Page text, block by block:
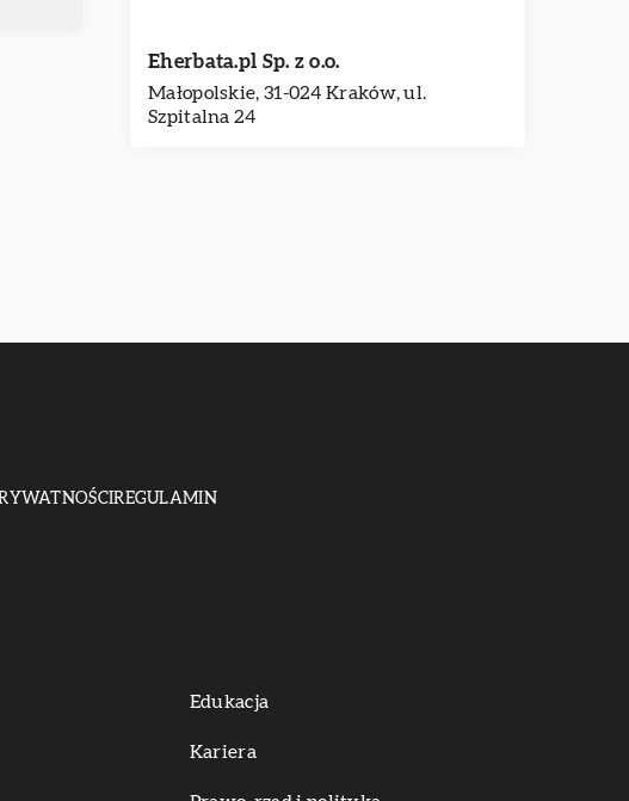
Eherbata.pl Sp. z o.o.
Małopolskie, 31-024 Kraków, ul.
Szpitalna 24
REGULAMIN
Edukacja
Kariera